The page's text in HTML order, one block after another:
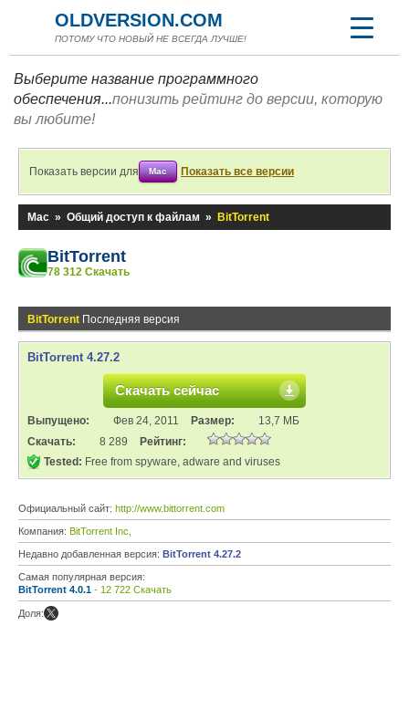
OLDVERSION.COM
ПОТОМУ ЧТО НОВЫЙ НЕ ВСЕГДА ЛУЧШЕ!
Выберите название программного
обеспечения...понизить рейтинг до версии, которую
вы любите!
Показать версии для Mac Показать все версии
Mac » Общий доступ к файлам » BitTorrent
BitTorrent
78 312 Скачать
BitTorrent Последняя версия
BitTorrent 4.27.2
Скачать сейчас
Выпущено: Фев 24, 2011 Размер:
13,7 МБ
Скачать:
8 289
Рейтинг:
Tested: Free from spyware, adware and viruses
Официальный сайт: http://www.bittorrent.com
Компания: BitTorrent Inc,
Недавно добавленная версия: BitTorrent 4.27.2
Самая популярная версия:
BitTorrent 4.0.1 - 12 722 Скачать
Доля: